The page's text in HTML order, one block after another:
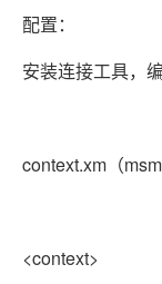
配置：
安装连接工具，
context.xm （
<context>